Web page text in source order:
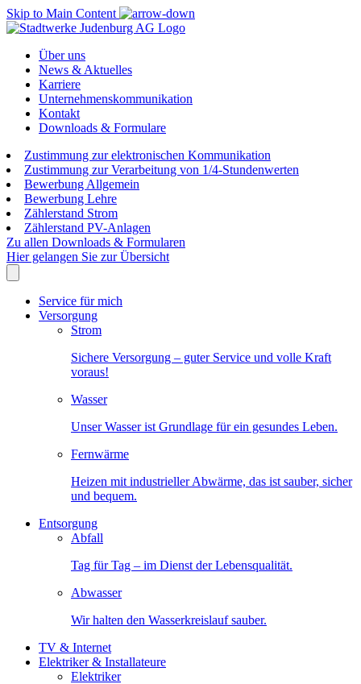
Skip to Main Content
Über uns
News & Aktuelles
Karriere
Unternehmenskommunikation
Kontakt
Downloads & Formulare
Zustimmung zur elektronischen Kommunikation
Zustimmung zur Verarbeitung von 1/4-Stundenwerten
Bewerbung Allgemein
Bewerbung Lehre
Zählerstand Strom
Zählerstand PV-Anlagen
Zu allen Downloads & Formularen
Hier gelangen Sie zur Übersicht
Service für mich
Versorgung
Strom
Sichere Versorgung – guter Service und volle Kraft
voraus!
Wasser
Unser Wasser ist Grundlage für ein gesundes Leben.
Fernwärme
Heizen mit industrieller Abwärme, das ist sauber, sicher
und bequem.
Entsorgung
Abfall
Tag für Tag – im Dienst der Lebensqualität.
Abwasser
Wir halten den Wasserkreislauf sauber.
TV & Internet
Elektriker & Installateure
Elektriker